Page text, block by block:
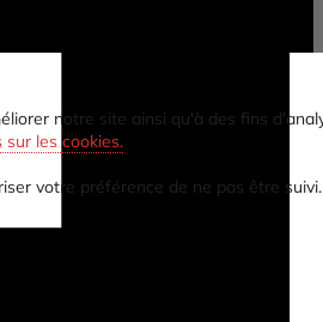
notre site ainsi qu'à des fins
sur les cookies.
votre préférence de ne pas être suivi.